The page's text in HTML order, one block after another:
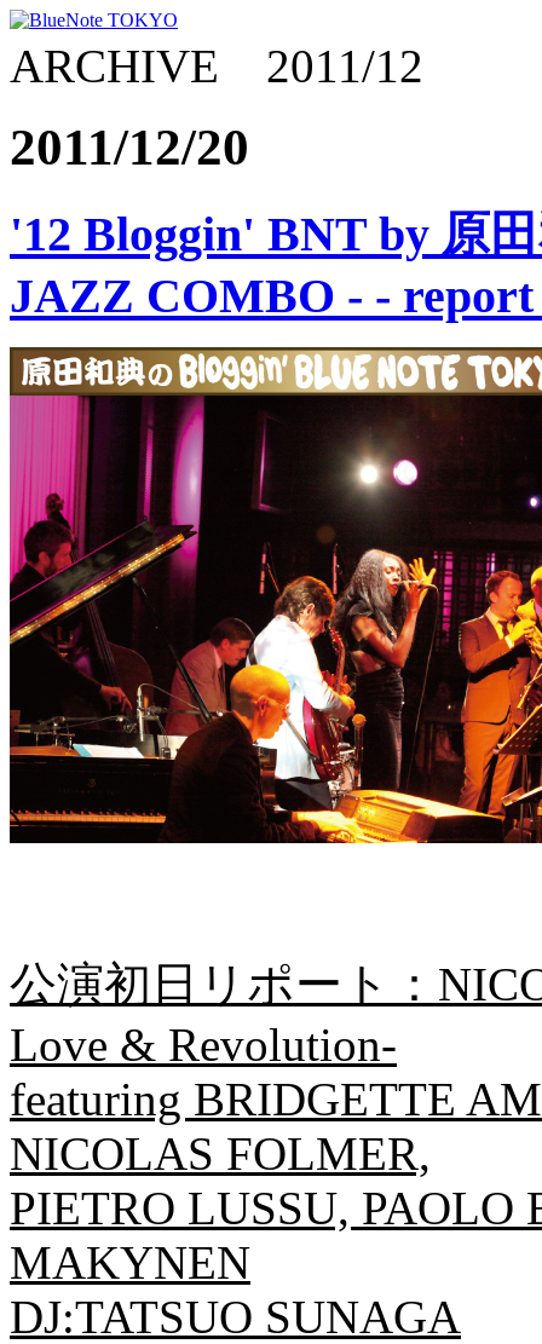
ARCHIVE 2011/12
2011/12/20
'12 Bloggin' BNT by 原
JAZZ COMBO - -
公演初日リポート：
Love & Revolution-
featuring BRIDGETTE
NICOLAS FOLMER,
PIETRO LUSSU,
MAKYNEN
DJ:TATSUO SUNAGA